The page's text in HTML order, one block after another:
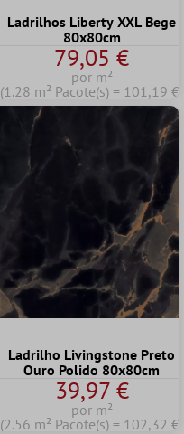
Ladrilhos Liberty XXL Bege
80x80cm
79,05 €
por m²
(1.28 m² Pacote(s) = 101,19 €)
Ladrilho Livingstone Preto
Ouro Polido 80x80cm
39,97 €
por m²
(2.56 m² Pacote(s) = 102,32 €)